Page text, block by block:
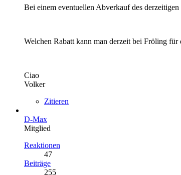
Bei einem eventuellen Abverkauf des
Welchen Rabatt kann man derzeit bei Fröling
Ciao
Volker
Zitieren
D-Max
Mitglied
Reaktionen
47
Beiträge
255